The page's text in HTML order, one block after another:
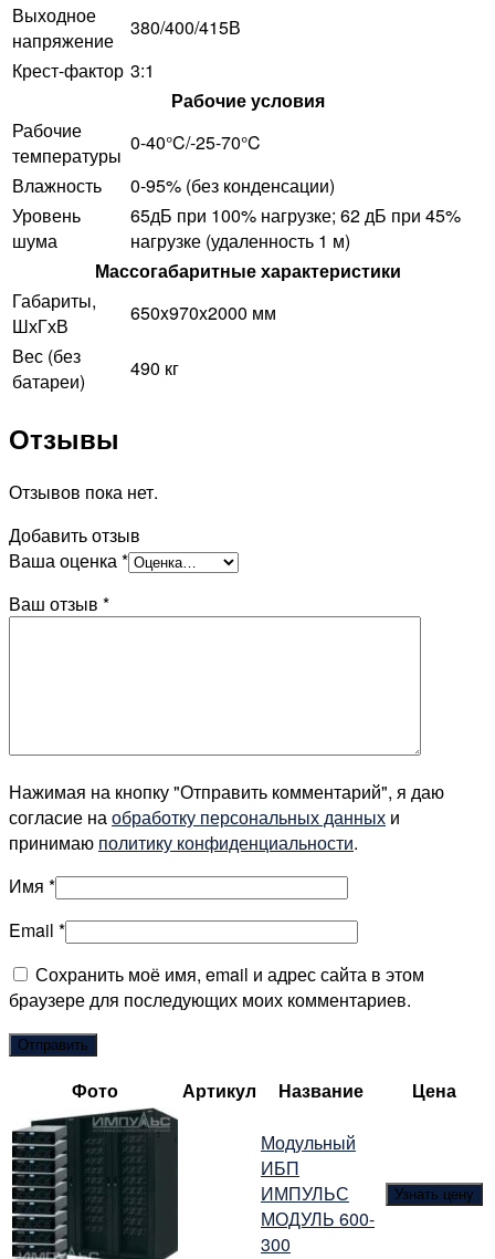
Выходное
напряжение
380/400/415В
Крест-фактор 3:1
Рабочие условия
Рабочие
температуры
0-40°C/-25-70°C
Влажность
0-95% (без конденсации)
Уровень
шума
65дБ при 100% нагрузке; 62 дБ при 45%
нагрузке (удаленность 1 м)
Массогабаритные характеристики
Габариты,
ШхГхВ
650x970x2000 мм
Вес (без
батареи)
490 кг
Отзывы
Отзывов пока нет.
Добавить отзыв
Ваша оценка*
Ваш отзыв *
Нажимая на кнопку "Отправить комментарий", я даю
согласие наобработку персональных данных и
принимаю политику конфиденциальности.
Имя *
Email *
Сохранить моё имя, email и адрес сайта в этом
браузере для последующих моих комментариев.
Фото Артикул Название Цена
Модульный
ИБП
ИМПУЛЬС
МОДУЛЬ 600-
300
Узнать цену